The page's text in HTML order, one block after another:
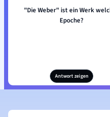
"Die Weber" ist ein Werk
Epoche?
Antwort zeigen